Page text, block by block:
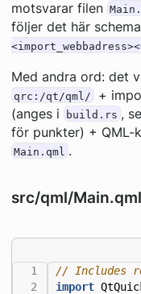
motsvarar filen
följer det här
Med andra ord: det
qrc:/qt/qml/ +
(anges i build.rs ,
för punkter) + QML-
Main.qml .
src/qml/Main.qml
import